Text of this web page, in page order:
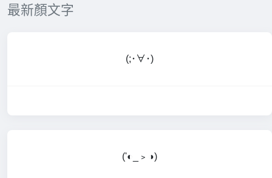
最新顏文字
(;･∀･)
('◐_﹥◑)